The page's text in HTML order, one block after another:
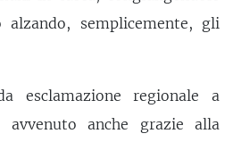
semplicemente, gli
esclamazione regionale a
avvenuto anche grazie alla